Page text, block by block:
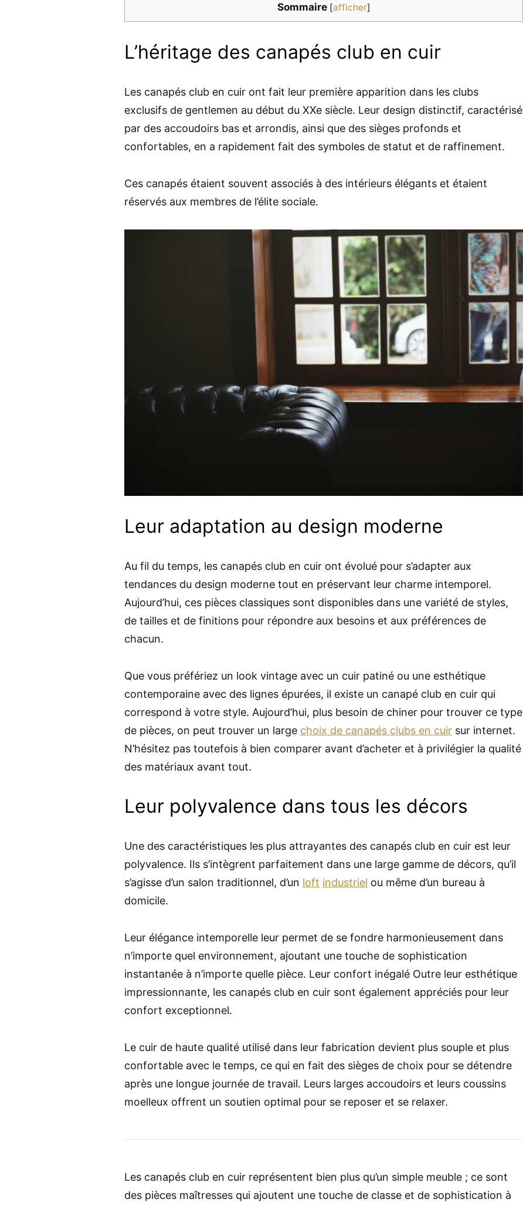
Sommaire [afficher]
L’héritage des canapés club en cuir
Les canapés club en cuir ont fait leur première apparition dans les clubs
exclusifs de gentlemen au début du XXe siècle. Leur design distinctif, caractérisé
par des accoudoirs bas et arrondis, ainsi que des sièges profonds et
confortables, en a rapidement fait des symboles de statut et de raffinement.
Ces canapés étaient souvent associés à des intérieurs élégants et étaient
réservés aux membres de l’élite sociale.
Leur adaptation au design moderne
Au fil du temps, les canapés club en cuir ont évolué pour s’adapter aux
tendances du design moderne tout en préservant leur charme intemporel.
Aujourd’hui, ces pièces classiques sont disponibles dans une variété de styles,
de tailles et de finitions pour répondre aux besoins et aux préférences de
chacun.
Que vous préfériez un look vintage avec un cuir patiné ou une esthétique
contemporaine avec des lignes épurées, il existe un canapé club en cuir qui
correspond à votre style. Aujourd’hui, plus besoin de chiner pour trouver ce type
de pièces, on peut trouver un large choix de canapés clubs en cuir sur internet.
N’hésitez pas toutefois à bien comparer avant d’acheter et à privilégier la qualité
des matériaux avant tout.
Leur polyvalence dans tous les décors
Une des caractéristiques les plus attrayantes des canapés club en cuir est leur
polyvalence. Ils s’intègrent parfaitement dans une large gamme de décors, qu’il
s’agisse d’un salon traditionnel, d’un loft industriel ou même d’un bureau à
domicile.
Leur élégance intemporelle leur permet de se fondre harmonieusement dans
n’importe quel environnement, ajoutant une touche de sophistication
instantanée à n’importe quelle pièce. Leur confort inégalé Outre leur esthétique
impressionnante, les canapés club en cuir sont également appréciés pour leur
confort exceptionnel.
Le cuir de haute qualité utilisé dans leur fabrication devient plus souple et plus
confortable avec le temps, ce qui en fait des sièges de choix pour se détendre
après une longue journée de travail. Leurs larges accoudoirs et leurs coussins
moelleux offrent un soutien optimal pour se reposer et se relaxer.
Les canapés club en cuir représentent bien plus qu’un simple meuble ; ce sont
des pièces maîtresses qui ajoutent une touche de classe et de sophistication à